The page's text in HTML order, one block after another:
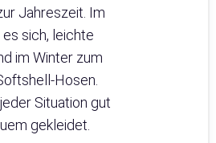
Jahreszeit. Im
sich, leichte
im Winter zum
Hosen.
Situation gut
gekleidet.